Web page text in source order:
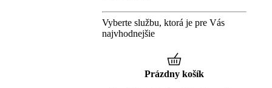
Vyberte službu, ktorá je pre Vás
najvhodnejšie
Prázdny košík